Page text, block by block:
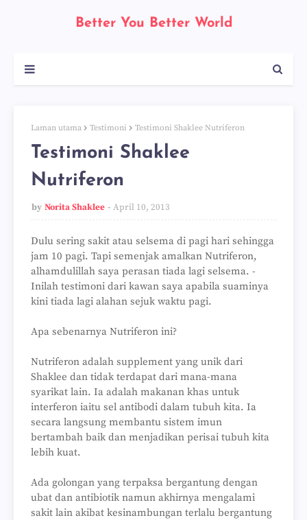
Better You Better World
Laman utama Testimoni Testimoni Shaklee Nutriferon
Testimoni Shaklee
Nutriferon
by Norita Shaklee April 10, 2013
Dulu sering sakit atau selsema di pagi hari sehingga
jam 10 pagi. Tapi semenjak amalkan Nutriferon,
alhamdulillah saya perasan tiada lagi selsema. -
Inilah testimoni dari kawan saya apabila suaminya
kini tiada lagi alahan sejuk waktu pagi.
Apa sebenarnya Nutriferon ini?
Nutriferon adalah supplement yang unik dari
Shaklee dan tidak terdapat dari mana-mana
syarikat lain. Ia adalah makanan khas untuk
interferon iaitu sel antibodi dalam tubuh kita. Ia
secara langsung membantu sistem imun
bertambah baik dan menjadikan perisai tubuh kita
lebih kuat.
Ada golongan yang terpaksa bergantung dengan
ubat dan antibiotik namun akhirnya mengalami
sakit lain akibat kesinambungan terlalu bergantung